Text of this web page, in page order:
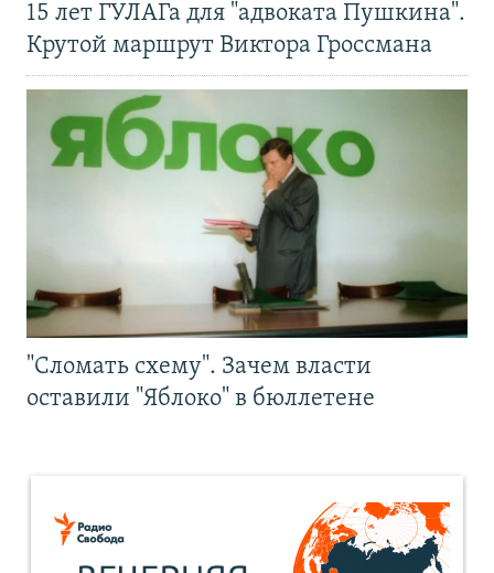
15 лет ГУЛАГа для "адвоката Пушкина".
Крутой маршрут Виктора Гроссмана
"Сломать схему". Зачем власти
оставили "Яблоко" в бюллетене